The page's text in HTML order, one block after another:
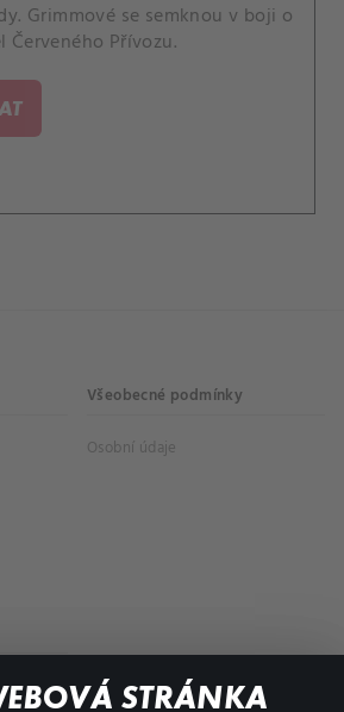
STRÁNKA
Grimmové se semknou v boji o
Přívozu.
Všeobecné podmínky
Osobní údaje